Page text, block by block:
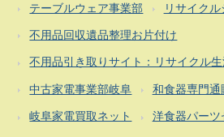
テーブルウェア事業部 リサイク
不用品回収遺品整理お片付け
不用品引き取りサイト：リサイクル生
中古家電事業部岐阜 和食器専門通
岐阜家電買取ネット 洋食器パーツ